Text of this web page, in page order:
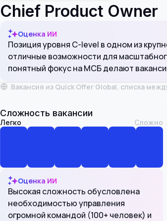
Chief Product Owner
Оценка ИИ
Позиция уровня C-level в одном из
отличные возможности для
понятный фокус на МСБ делают
Вакансия из Quick Offer Global, списка
Сложность вакансии
Легко Сложно
Оценка ИИ
Высокая сложность обусловлена
необходимостью управления
огромной командой (100+ человек) и